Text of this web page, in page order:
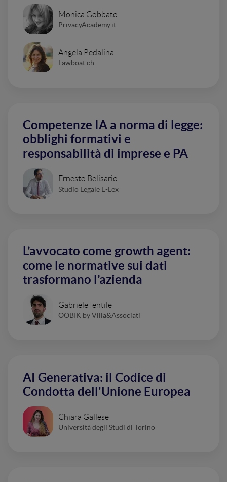
Monica Gobbato
PrivacyAcademy.it
Angela Pedalina
Lawboat.ch
Competenze IA a norma di legge:
obblighi formativi e
responsabilità di imprese e PA
Ernesto Belisario
Studio Legale E-Lex
L’avvocato come growth agent:
come le normative sui dati
trasformano l’azienda
Gabriele Ientile
OOBIK by Villa&Associati
AI Generativa: il Codice di
Condotta dell'Unione Europea
Chiara Gallese
Università degli Studi di Torino